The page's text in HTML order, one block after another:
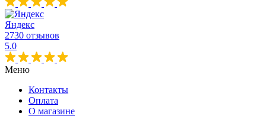
Яндекс
2730 отзывов
5.0
Меню
Контакты
Оплата
О магазине